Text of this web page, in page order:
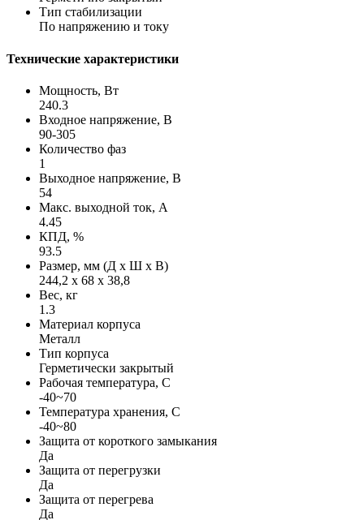
Тип стабилизации
По напряжению и току
Технические характеристики
Мощность, Вт
240.3
Входное напряжение, В
90-305
Количество фаз
1
Выходное напряжение, В
54
Макс. выходной ток, А
4.45
КПД, %
93.5
Размер, мм (Д х Ш х В)
244,2 х 68 х 38,8
Вес, кг
1.3
Материал корпуса
Металл
Тип корпуса
Герметически закрытый
Рабочая температура, С
-40~70
Температура хранения, С
-40~80
Защита от короткого замыкания
Да
Защита от перегрузки
Да
Защита от перегрева
Да